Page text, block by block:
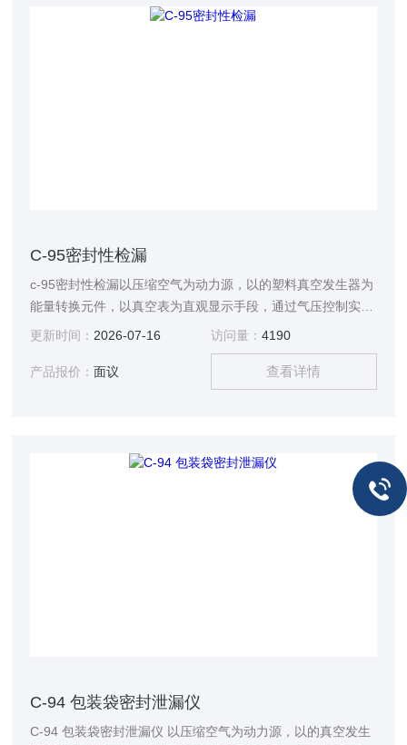
C-95密封性检漏
c-95密封性检漏以压缩空气为动力源，以的塑料真空发生器为
能量转换元件，以真空表为直观显示手段，通过气压控制实现
了真空的速度快、效果直观、试验过程迅速等优良性能。气动
三年内不用维修。*的功能设置、各种不同的真空度能满足国
家标准规定的各种试验方法要求。
更新时间： 2026-07-16 访问量： 4190
产品报价：面议 查看详情
C-94 包装袋密封泄漏仪
C-94 包装袋密封泄漏仪 以压缩空气为动力源，以的真空发生